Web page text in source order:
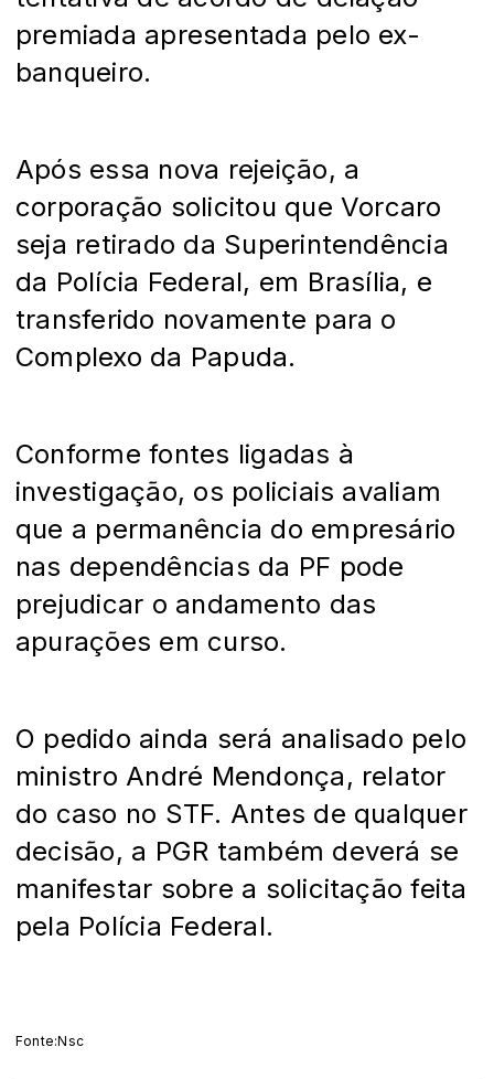
premiada apresentada pelo ex-
banqueiro.
Após essa nova rejeição, a
corporação solicitou que Vorcaro
seja retirado da Superintendência
da Polícia Federal, em Brasília, e
transferido novamente para o
Complexo da Papuda.
Conforme fontes ligadas à
investigação, os policiais avaliam
que a permanência do empresário
nas dependências da PF pode
prejudicar o andamento das
apurações em curso.
O pedido ainda será analisado pelo
ministro André Mendonça, relator
do caso no STF. Antes de qualquer
decisão, a PGR também deverá se
manifestar sobre a solicitação feita
pela Polícia Federal.
Fonte:Nsc